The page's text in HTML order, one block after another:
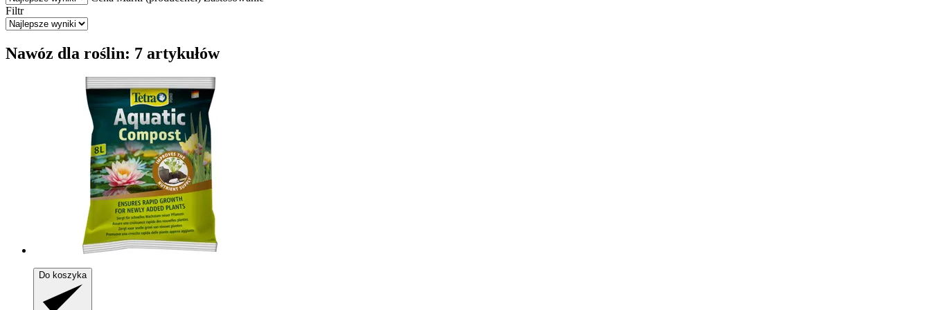
Filtr
Nawóz dla roślin: 7 artykułów
Do koszyka